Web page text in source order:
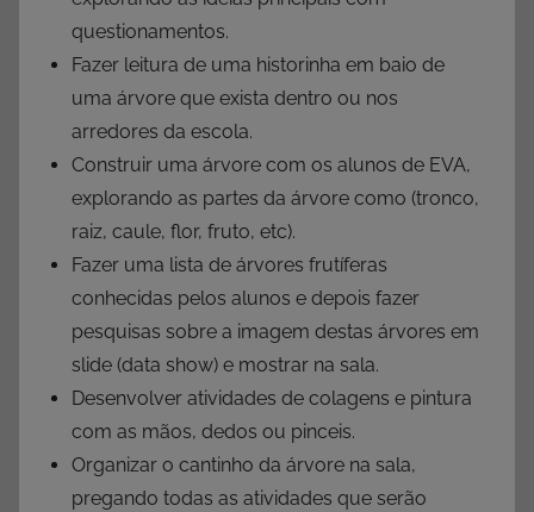
questionamentos.
Fazer leitura de uma historinha em baio de
uma árvore que exista dentro ou nos
arredores da escola.
Construir uma árvore com os alunos de EVA,
explorando as partes da árvore como (tronco,
raiz, caule, flor, fruto, etc).
Fazer uma lista de árvores frutíferas
conhecidas pelos alunos e depois fazer
pesquisas sobre a imagem destas árvores em
slide (data show) e mostrar na sala.
Desenvolver atividades de colagens e pintura
com as mãos, dedos ou pinceis.
Organizar o cantinho da árvore na sala,
pregando todas as atividades que serão